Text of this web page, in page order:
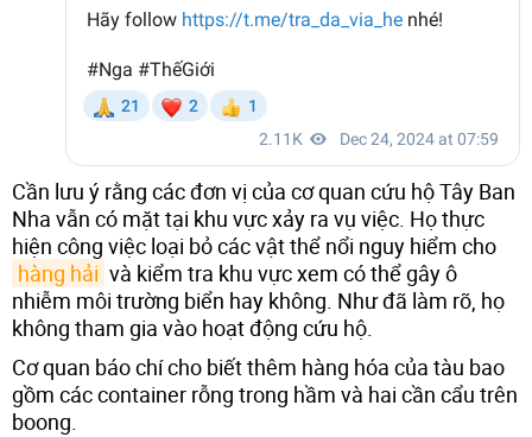
Cần lưu ý rằng các đơn vị của cơ quan cứu hộ Tây Ban
Nha vẫn có mặt tại khu vực xảy ra vụ việc. Họ thực
hiện công việc loại bỏ các vật thể nổi nguy hiểm cho
hàng hải và kiểm tra khu vực xem có thể gây ô
nhiễm môi trường biển hay không. Như đã làm rõ, họ
không tham gia vào hoạt động cứu hộ.
Cơ quan báo chí cho biết thêm hàng hóa của tàu bao
gồm các container rỗng trong hầm và hai cần cẩu trên
boong.